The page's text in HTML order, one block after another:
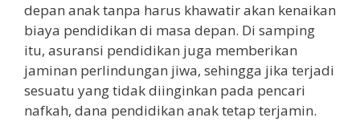
depan anak tanpa harus khawatir akan kenaikan
biaya pendidikan di masa depan. Di samping
itu, asuransi pendidikan juga memberikan
jaminan perlindungan jiwa, sehingga jika terjadi
sesuatu yang tidak diinginkan pada pencari
nafkah, dana pendidikan anak tetap terjamin.